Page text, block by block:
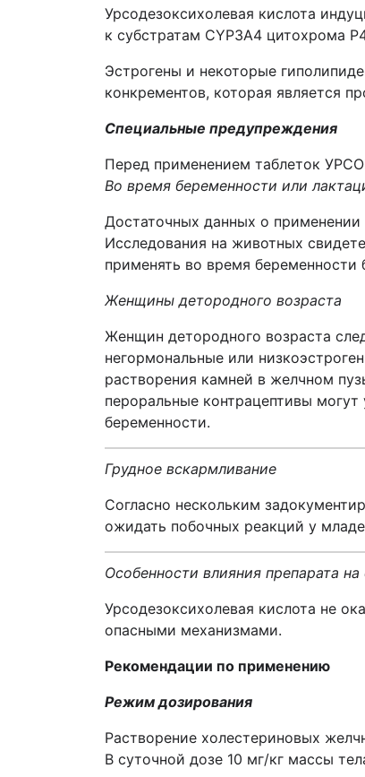
Урсодезоксихолевая кислота
к субстратам CYP3А4 цитохрома
Эстрогены и некоторые
конкрементов, которая является
Специальные предупреждения
Перед применением таблеток
Во время беременности или
Достаточных данных о
Исследования на животных
применять во время беременности
Женщины детородного возраста
Женщин детородного возраста
негормональные или
растворения камней в желчном
пероральные контрацептивы
беременности.
Грудное вскармливание
Согласно нескольким
ожидать побочных реакций у
Особенности влияния препарата
Урсодезоксихолевая кислота не
опасными механизмами.
Рекомендации по применению
Режим дозирования
Растворение холестериновых
В суточной дозе 10 мг/кг массы